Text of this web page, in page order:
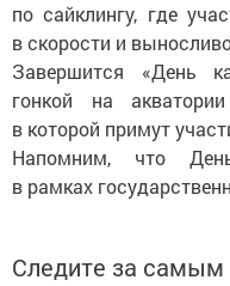
по сайклингу, где
в скорости и
Завершится «День
гонкой на
в которой примут
Напомним, что День
в рамках
Следите за